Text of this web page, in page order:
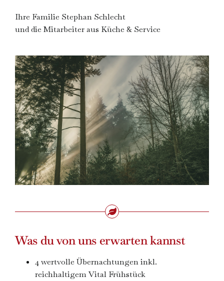
Ihre Familie Stephan Schlecht
und die Mitarbeiter aus Küche & Service
Was du von uns erwarten kannst
4 wertvolle Übernachtungen inkl.
reichhaltigem Vital Frühstück